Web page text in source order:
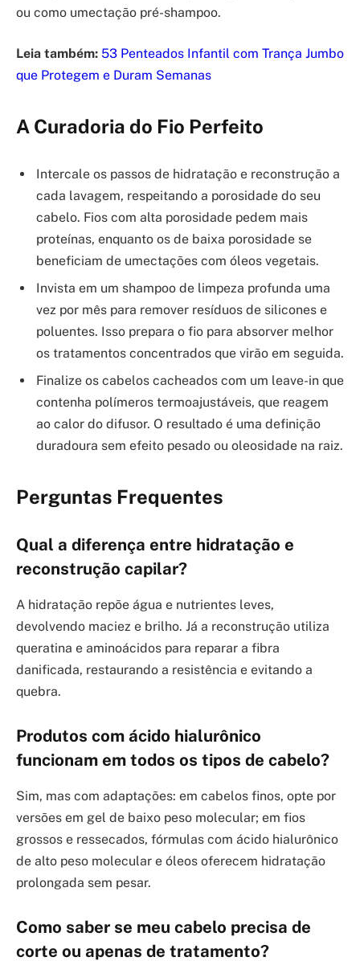
ou como umectação pré-shampoo.
Leia também: 53 Penteados Infantil com Trança Jumbo
que Protegem e Duram Semanas
A Curadoria do Fio Perfeito
Intercale os passos de hidratação e reconstrução a
cada lavagem, respeitando a porosidade do seu
cabelo. Fios com alta porosidade pedem mais
proteínas, enquanto os de baixa porosidade se
beneficiam de umectações com óleos vegetais.
Invista em um shampoo de limpeza profunda uma
vez por mês para remover resíduos de silicones e
poluentes. Isso prepara o fio para absorver melhor
os tratamentos concentrados que virão em seguida.
Finalize os cabelos cacheados com um leave-in que
contenha polímeros termoajustáveis, que reagem
ao calor do difusor. O resultado é uma definição
duradoura sem efeito pesado ou oleosidade na raiz.
Perguntas Frequentes
Qual a diferença entre hidratação e
reconstrução capilar?
A hidratação repõe água e nutrientes leves,
devolvendo maciez e brilho. Já a reconstrução utiliza
queratina e aminoácidos para reparar a fibra
danificada, restaurando a resistência e evitando a
quebra.
Produtos com ácido hialurônico
funcionam em todos os tipos de cabelo?
Sim, mas com adaptações: em cabelos finos, opte por
versões em gel de baixo peso molecular; em fios
grossos e ressecados, fórmulas com ácido hialurônico
de alto peso molecular e óleos oferecem hidratação
prolongada sem pesar.
Como saber se meu cabelo precisa de
corte ou apenas de tratamento?